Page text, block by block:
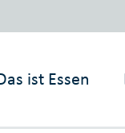
ist Essen